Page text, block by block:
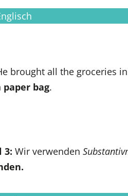
brought all the groceries in
paper bag.
3: Wir verwenden